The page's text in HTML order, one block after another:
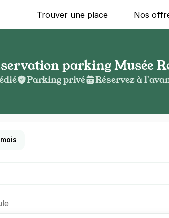
Trouver une place Nos
parking Musée
Parking privé Réservez à
parking ?